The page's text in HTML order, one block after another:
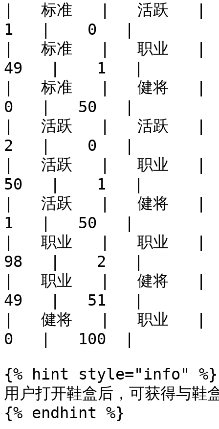
|   标准   |   活跃
1   |    0   |
|   标准   |   职业
49   |    1   |
|   标准   |   健将
0   |   50   |
|   活跃   |   活跃
2   |    0   |
|   活跃   |   职业
50   |    1   |
|   活跃   |   健将
1   |   50   |
|   职业   |   职业
98   |    2   |
|   职业   |   健将
49   |   51   |
|   健将   |   职业
0   |   100  |
{% hint style="info" %}
用户打开鞋盒后，可获得与鞋
{% endhint %}